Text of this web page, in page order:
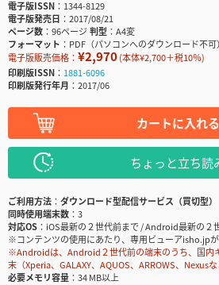
電子版ISSN
1344-8129
電子版発売日
2017/08/21
ページ数
96ページ判型
A4変
フォーマット
PDF（パソコンへのダウンロード不可）
電子版販売価格： ¥2,970(本体¥2,700＋税10％)
印刷版ISSN
1881-6096
印刷版発行年月
2017/06
カートに入れる
ちょっと立ち読
ご利用方法
ダウンロード型配信サービス（買切型）
同時使用端末数
3
対応OS
iOS最新の２世代前まで / Android最新の２
※コンテンツの使用にあたり、専用ビューアisho.jp
※Androidは、Android２世代前の端末のうち、国内
末（Xperia、GALAXY、AQUOS、ARROWS、Nexus
必要メモリ容量
34 MB以上